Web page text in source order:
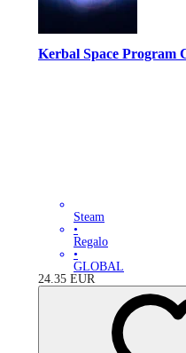
Kerbal Space Program
Steam
•
Regalo
•
GLOBAL
24.35 EUR